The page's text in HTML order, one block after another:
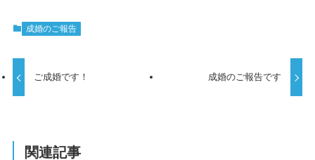
成婚のご報告
ご成婚です！ 成婚のご報告です
関連記事